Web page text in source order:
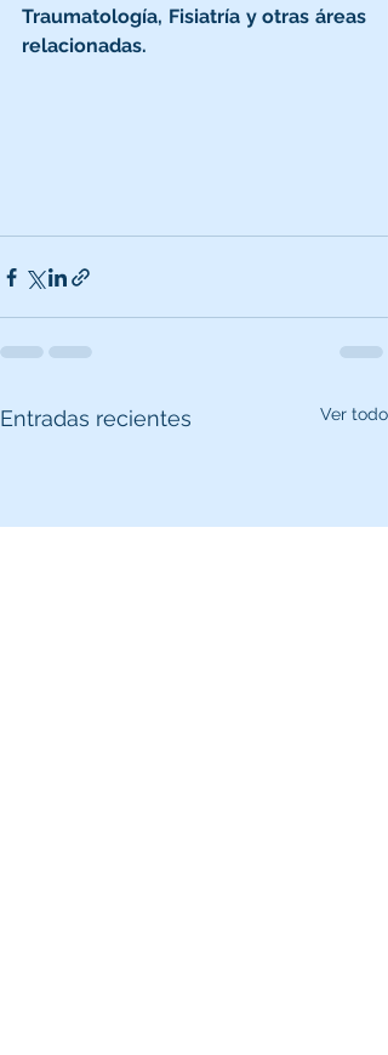
Traumatología, Fisiatría y otras áreas
relacionadas.
Entradas recientes Ver todo